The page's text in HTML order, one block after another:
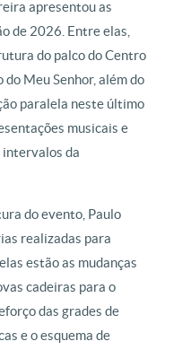
apresentou as
de 2026. Entre elas,
do palco do Centro
do Meu Senhor, além do
paralela neste último
musicais e
da
do evento, Paulo
realizadas para
estão as mudanças
cadeiras para o
das grades de
e o esquema de